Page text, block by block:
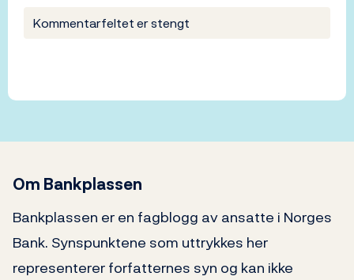
Kommentarfeltet er stengt
Om Bankplassen
Bankplassen er en fagblogg av ansatte i Norges
Bank. Synspunktene som uttrykkes her
representerer forfatternes syn og kan ikke